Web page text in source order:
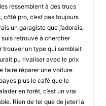
ressemblent à des trucs
côté pro, c’est pas toujours
un garagiste que j’adorais,
suis retrouvé à chercher
trouver un type qui semblait
pu rivaliser avec le prix
faire réparer une voiture
plus le café que le
en forêt, c’est un vrai
Rien de tel que de jeter la